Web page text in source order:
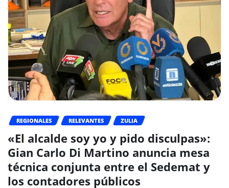
REGIONALES RELEVANTES ZULIA
«El alcalde soy yo y pido disculpas»:
Gian Carlo Di Martino anuncia mesa
técnica conjunta entre el Sedemat y
los contadores públicos